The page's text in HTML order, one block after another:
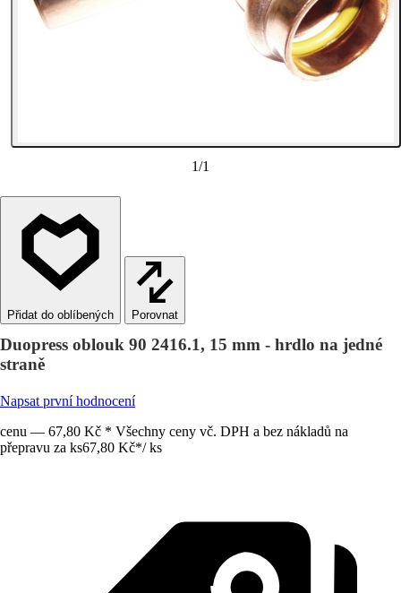
1/1
Porovnat
Duopress oblouk 90 2416.1, 15 mm - hrdlo na jedné
straně
Napsat první hodnocení
cenu — 67,80 Kč * Všechny ceny vč. DPH a bez nákladů na
přepravu za ks67,80 Kč*/ ks